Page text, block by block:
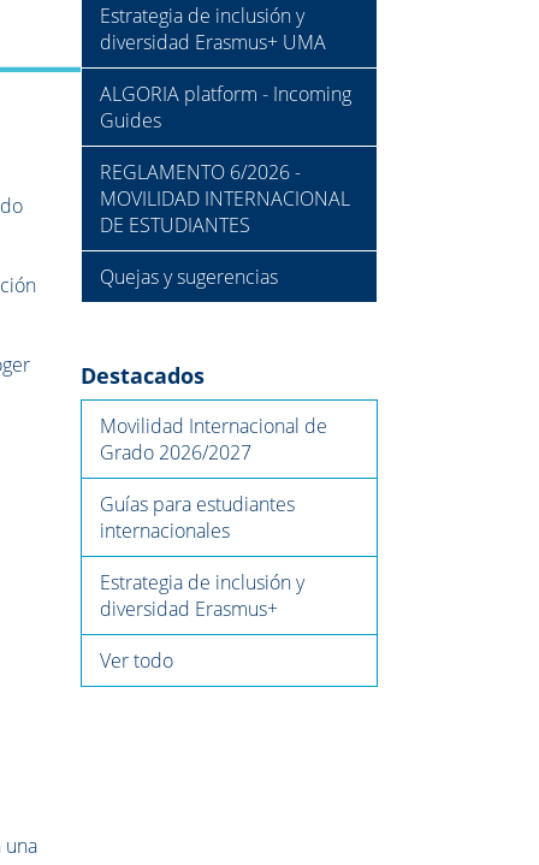
una
Estrategia de inclusión y
diversidad Erasmus+ UMA
ALGORIA platform - Incoming
Guides
REGLAMENTO 6/2026 -
MOVILIDAD INTERNACIONAL
DE ESTUDIANTES
Quejas y sugerencias
Destacados
Movilidad Internacional de
Grado 2026/2027
Guías para estudiantes
internacionales
Estrategia de inclusión y
diversidad Erasmus+
Ver todo